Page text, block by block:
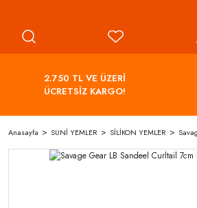
2.750 TL VE ÜZERİ
ÜCRETSİZ KARGO!
Anasayfa SUNİ YEMLER SİLİKON YEMLER